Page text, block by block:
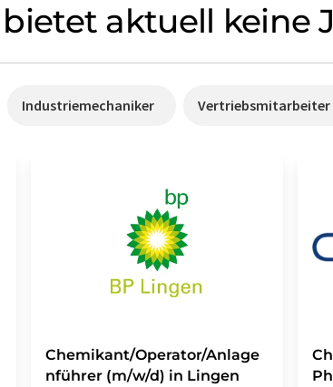
aktuell keine
Industriemechaniker Vertriebsmitarbeiter
Chemikant/Operator/Anlage
nführer (m/w/d) in Lingen